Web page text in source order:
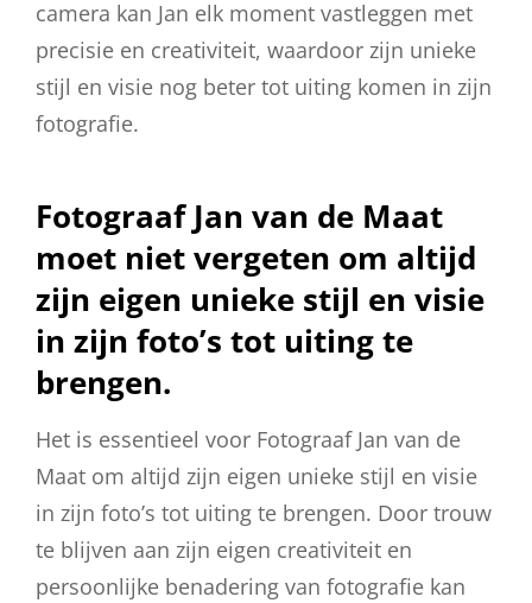
camera kan Jan elk moment vastleggen met
precisie en creativiteit, waardoor zijn unieke
stijl en visie nog beter tot uiting komen in zijn
fotografie.
Fotograaf Jan van de Maat
moet niet vergeten om altijd
zijn eigen unieke stijl en visie
in zijn foto’s tot uiting te
brengen.
Het is essentieel voor Fotograaf Jan van de
Maat om altijd zijn eigen unieke stijl en visie
in zijn foto’s tot uiting te brengen. Door trouw
te blijven aan zijn eigen creativiteit en
persoonlijke benadering van fotografie kan